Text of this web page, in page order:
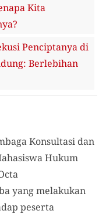
Kita
Penciptanya di
Berlebihan
Konsultasi dan
Hukum
yang melakukan
peserta